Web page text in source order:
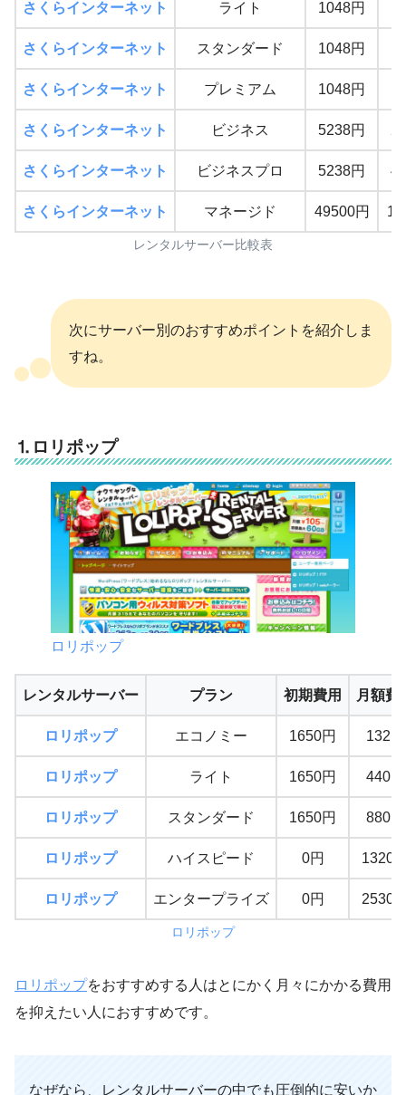
さくらインターネット ライト 1048円
さくらインターネット スタンダード 1048円
さくらインターネット プレミアム 1048円
さくらインターネット ビジネス 5238円
さくらインターネット ビジネスプロ 5238円
さくらインターネット マネージド 49500円
レンタルサーバー比較表
次にサーバー別のおすすめポイントを紹介しま
すね。
⒈ロリポップ
ロリポップ
レンタルサーバー プラン 初期費用 月額費
ロリポップ エコノミー 1650円 132円
ロリポップ ライト 1650円 440円
ロリポップ スタンダード 1650円 880円
ロリポップ ハイスピード 0円 1320
ロリポップ エンタープライズ 0円 2530
ロリポップ
ロリポップをおすすめする人はとにかく月々にかかる費用
を抑えたい人におすすめです。
なぜなら、レンタルサーバーの中でも圧倒的に安いか